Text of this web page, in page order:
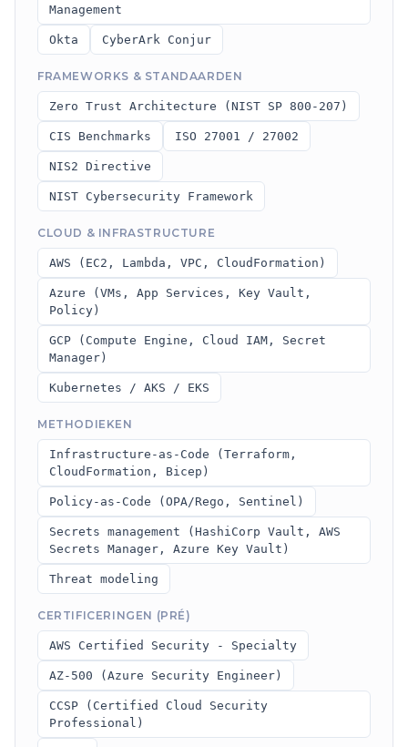
Management
Okta CyberArk Conjur
FRAMEWORKS & STANDAARDEN
Zero Trust Architecture (NIST SP 800-207)
CIS Benchmarks ISO 27001 / 27002
NIS2 Directive
NIST Cybersecurity Framework
CLOUD & INFRASTRUCTURE
AWS (EC2, Lambda, VPC, CloudFormation)
Azure (VMs, App Services, Key Vault,
Policy)
GCP (Compute Engine, Cloud IAM, Secret
Manager)
Kubernetes / AKS / EKS
METHODIEKEN
Infrastructure-as-Code (Terraform,
CloudFormation, Bicep)
Policy-as-Code (OPA/Rego, Sentinel)
Secrets management (HashiCorp Vault, AWS
Secrets Manager, Azure Key Vault)
Threat modeling
CERTIFICERINGEN (PRÉ)
AWS Certified Security - Specialty
AZ-500 (Azure Security Engineer)
CCSP (Certified Cloud Security
Professional)